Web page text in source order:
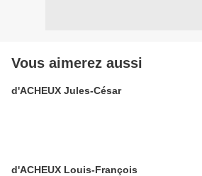
Vous aimerez aussi
d'ACHEUX Jules-César
d'ACHEUX Louis-François